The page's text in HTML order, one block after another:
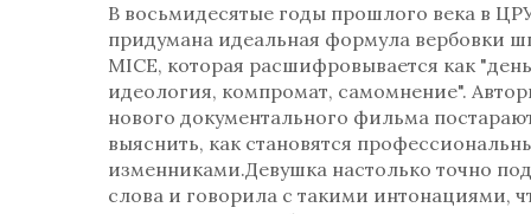
В восьмидесятые годы прошлого века в
придумана идеальная формула вербовки
MICE, которая расшифровывается как
идеология, компромат, самомнение".
нового документального фильма
выяснить, как становятся
изменниками.Девушка настолько точно
слова и говорила с такими интонациями,